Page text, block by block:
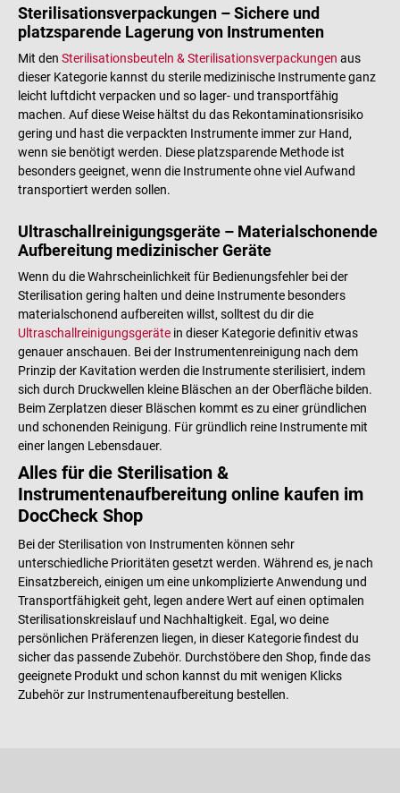
Sterilisationsverpackungen – Sichere und
platzsparende Lagerung von Instrumenten
Mit den Sterilisationsbeuteln & Sterilisationsverpackungen aus
dieser Kategorie kannst du sterile medizinische Instrumente ganz
leicht luftdicht verpacken und so lager- und transportfähig
machen. Auf diese Weise hältst du das Rekontaminationsrisiko
gering und hast die verpackten Instrumente immer zur Hand,
wenn sie benötigt werden. Diese platzsparende Methode ist
besonders geeignet, wenn die Instrumente ohne viel Aufwand
transportiert werden sollen.
Ultraschallreinigungsgeräte – Materialschonende
Aufbereitung medizinischer Geräte
Wenn du die Wahrscheinlichkeit für Bedienungsfehler bei der
Sterilisation gering halten und deine Instrumente besonders
materialschonend aufbereiten willst, solltest du dir die
Ultraschallreinigungsgeräte in dieser Kategorie definitiv etwas
genauer anschauen. Bei der Instrumentenreinigung nach dem
Prinzip der Kavitation werden die Instrumente sterilisiert, indem
sich durch Druckwellen kleine Bläschen an der Oberfläche bilden.
Beim Zerplatzen dieser Bläschen kommt es zu einer gründlichen
und schonenden Reinigung. Für gründlich reine Instrumente mit
einer langen Lebensdauer.
Alles für die Sterilisation &
Instrumentenaufbereitung online kaufen im
DocCheck Shop
Bei der Sterilisation von Instrumenten können sehr
unterschiedliche Prioritäten gesetzt werden. Während es, je nach
Einsatzbereich, einigen um eine unkomplizierte Anwendung und
Transportfähigkeit geht, legen andere Wert auf einen optimalen
Sterilisationskreislauf und Nachhaltigkeit. Egal, wo deine
persönlichen Präferenzen liegen, in dieser Kategorie findest du
sicher das passende Zubehör. Durchstöbere den Shop, finde das
geeignete Produkt und schon kannst du mit wenigen Klicks
Zubehör zur Instrumentenaufbereitung bestellen.